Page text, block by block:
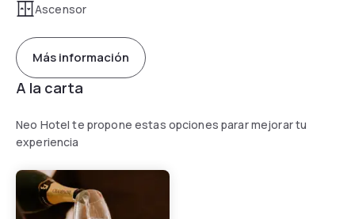
Ascensor
Más información
A la carta
Neo Hotel te propone estas opciones parar mejorar tu
experiencia